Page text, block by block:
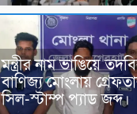
মন্ত্রীর নাম ভাঙিয়ে
বাণিজ্য মোংলায়
সিল-স্টাম্প প্যাড জব্দ।